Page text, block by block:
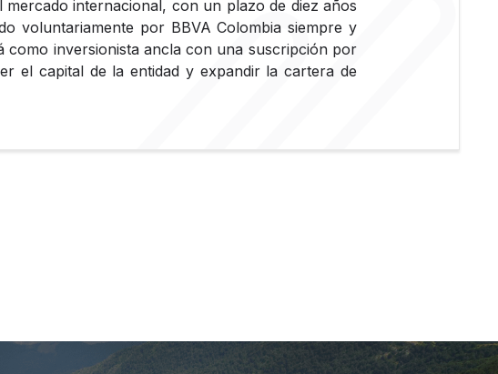
internacional, con un plazo de diez años
voluntariamente por BBVA Colombia siempre y
como inversionista ancla con una suscripción por
el capital de la entidad y expandir la cartera de